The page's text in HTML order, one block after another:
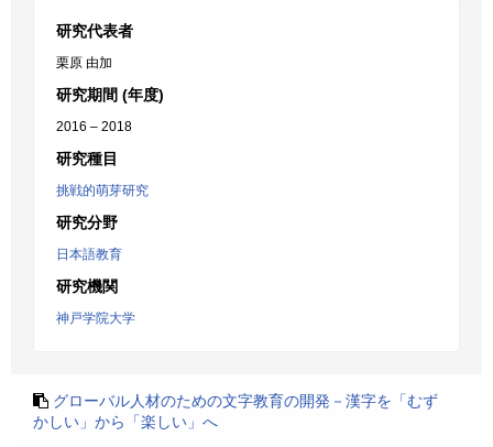
研究代表者
栗原 由加
研究期間 (年度)
2016 – 2018
研究種目
挑戦的萌芽研究
研究分野
日本語教育
研究機関
神戸学院大学
グローバル人材のための文字教育の開発－漢字を「むず
かしい」から「楽しい」へ